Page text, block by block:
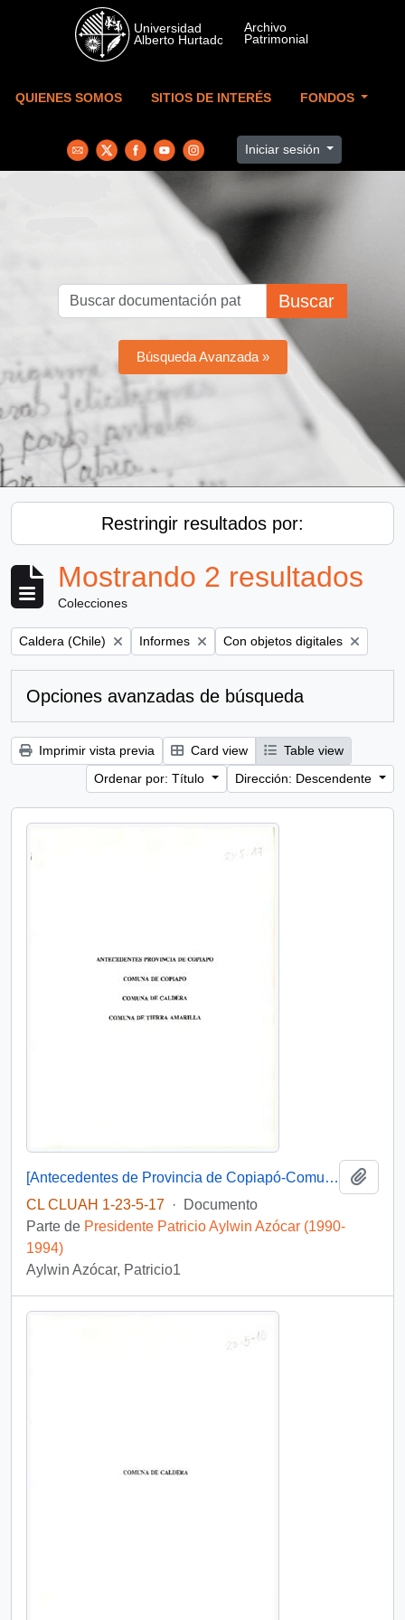
Skip to main content
QUIENES SOMOS SITIOS DE INTERÉS FONDOS
Iniciar sesión
Buscar
Búsqueda Avanzada »
Restringir resultados por:
Mostrando 2 resultados
Colecciones
Remove filter:
Caldera (Chile) Remove filter:
Informes Remove filter:
Con objetos digitales
Opciones avanzadas de búsqueda
Imprimir vista previa Card view
Table view
Ordenar por: Título
Dirección: Descendente
[Antecedentes de Provincia de Copiapó-Comuna de Copiapó, Caldera. Tierra Amarilla].
CL CLUAH 1-23-5-17 ·
Documento
Parte de Presidente Patricio Aylwin Azócar (1990-
1994)
Aylwin Azócar, Patricio1